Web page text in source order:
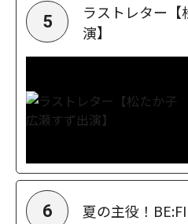
5
ラストレター
演】
6 夏の主役！